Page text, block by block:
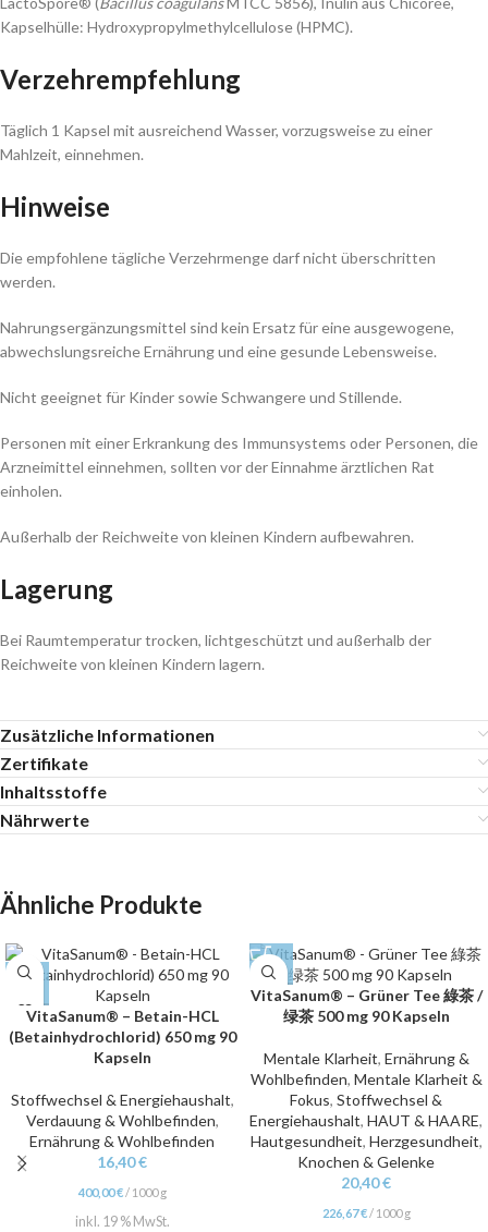
Kapselhülle: Hydroxypropylmethylcellulose (HPMC).
Verzehrempfehlung
Täglich 1 Kapsel mit ausreichend Wasser, vorzugsweise zu einer
Mahlzeit, einnehmen.
Hinweise
Die empfohlene tägliche Verzehrmenge darf nicht überschritten
werden.
Nahrungsergänzungsmittel sind kein Ersatz für eine ausgewogene,
abwechslungsreiche Ernährung und eine gesunde Lebensweise.
Nicht geeignet für Kinder sowie Schwangere und Stillende.
Personen mit einer Erkrankung des Immunsystems oder Personen, die
Arzneimittel einnehmen, sollten vor der Einnahme ärztlichen Rat
einholen.
Außerhalb der Reichweite von kleinen Kindern aufbewahren.
Lagerung
Bei Raumtemperatur trocken, lichtgeschützt und außerhalb der
Reichweite von kleinen Kindern lagern.
Zusätzliche Informationen
Zertifikate
Inhaltsstoffe
Nährwerte
Ähnliche Produkte
VitaSanum® – Betain-HCL
(Betainhydrochlorid) 650 mg 90
Kapseln
Stoffwechsel & Energiehaushalt,
Verdauung & Wohlbefinden,
Ernährung & Wohlbefinden
16,40€
400,00€/ 1000 g
inkl. 19 % MwSt.
VitaSanum® – Grüner Tee 綠茶 /
绿茶 500 mg 90 Kapseln
Mentale Klarheit, Ernährung &
Wohlbefinden, Mentale Klarheit &
Fokus, Stoffwechsel &
Energiehaushalt, HAUT & HAARE,
Hautgesundheit, Herzgesundheit,
Knochen & Gelenke
20,40€
226,67€/ 1000 g